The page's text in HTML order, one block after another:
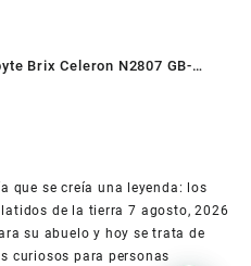
Brix Celeron N2807 GB-
de 4GB + HDD 500gb +
que se creía una leyenda: los
de la tierra 7 agosto, 2026
su abuelo y hoy se trata de
curiosos para personas